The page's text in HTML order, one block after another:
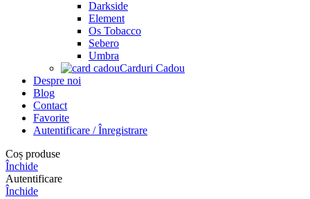
Darkside
Element
Os Tobacco
Sebero
Umbra
Carduri Cadou
Despre noi
Blog
Contact
Favorite
Autentificare / Înregistrare
Coș produse
Închide
Autentificare
Închide